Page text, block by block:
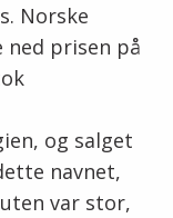
Norske
prisen på
og salget
navnet,
var stor,